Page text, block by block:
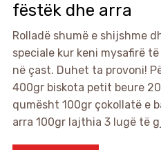
fëstëk dhe arra
Rolladë shumë e shijshme
speciale kur keni mysafirë
në çast. Duhet ta provoni!
400gr biskota petit beure
qumësht 100gr çokollatë e
arra 100gr lajthia 3 lugë të